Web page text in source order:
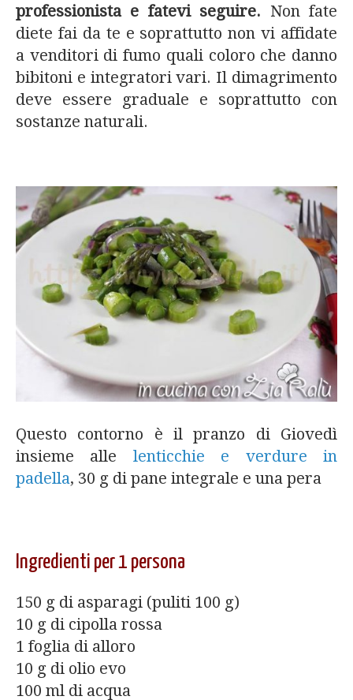
professionista e fatevi seguire. Non fate
diete fai da te e soprattutto non vi affidate
a venditori di fumo quali coloro che danno
bibitoni e integratori vari. Il dimagrimento
deve essere graduale e soprattutto con
sostanze naturali.
Questo contorno è il pranzo di Giovedì
insieme alle lenticchie e verdure in
padella, 30 g di pane integrale e una pera
Ingredienti per 1 persona
150 g di asparagi (puliti 100 g)
10 g di cipolla rossa
1 foglia di alloro
10 g di olio evo
100 ml di acqua